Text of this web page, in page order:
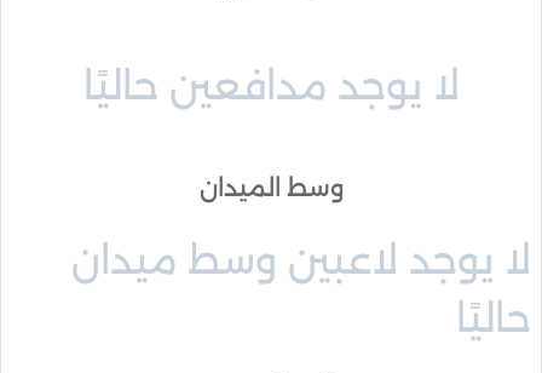
لا يوجد مدافعين حاليًا
وسط الميدان
لا يوجد لاعبين وسط ميدان
حاليًا